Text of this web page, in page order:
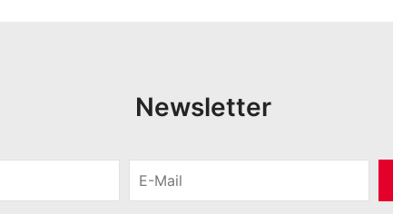
Newsletter
M